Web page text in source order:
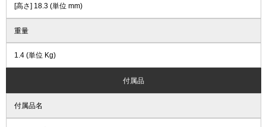
[高さ] 18.3 (単位 mm)
重量
1.4 (単位 Kg)
付属品
付属品名